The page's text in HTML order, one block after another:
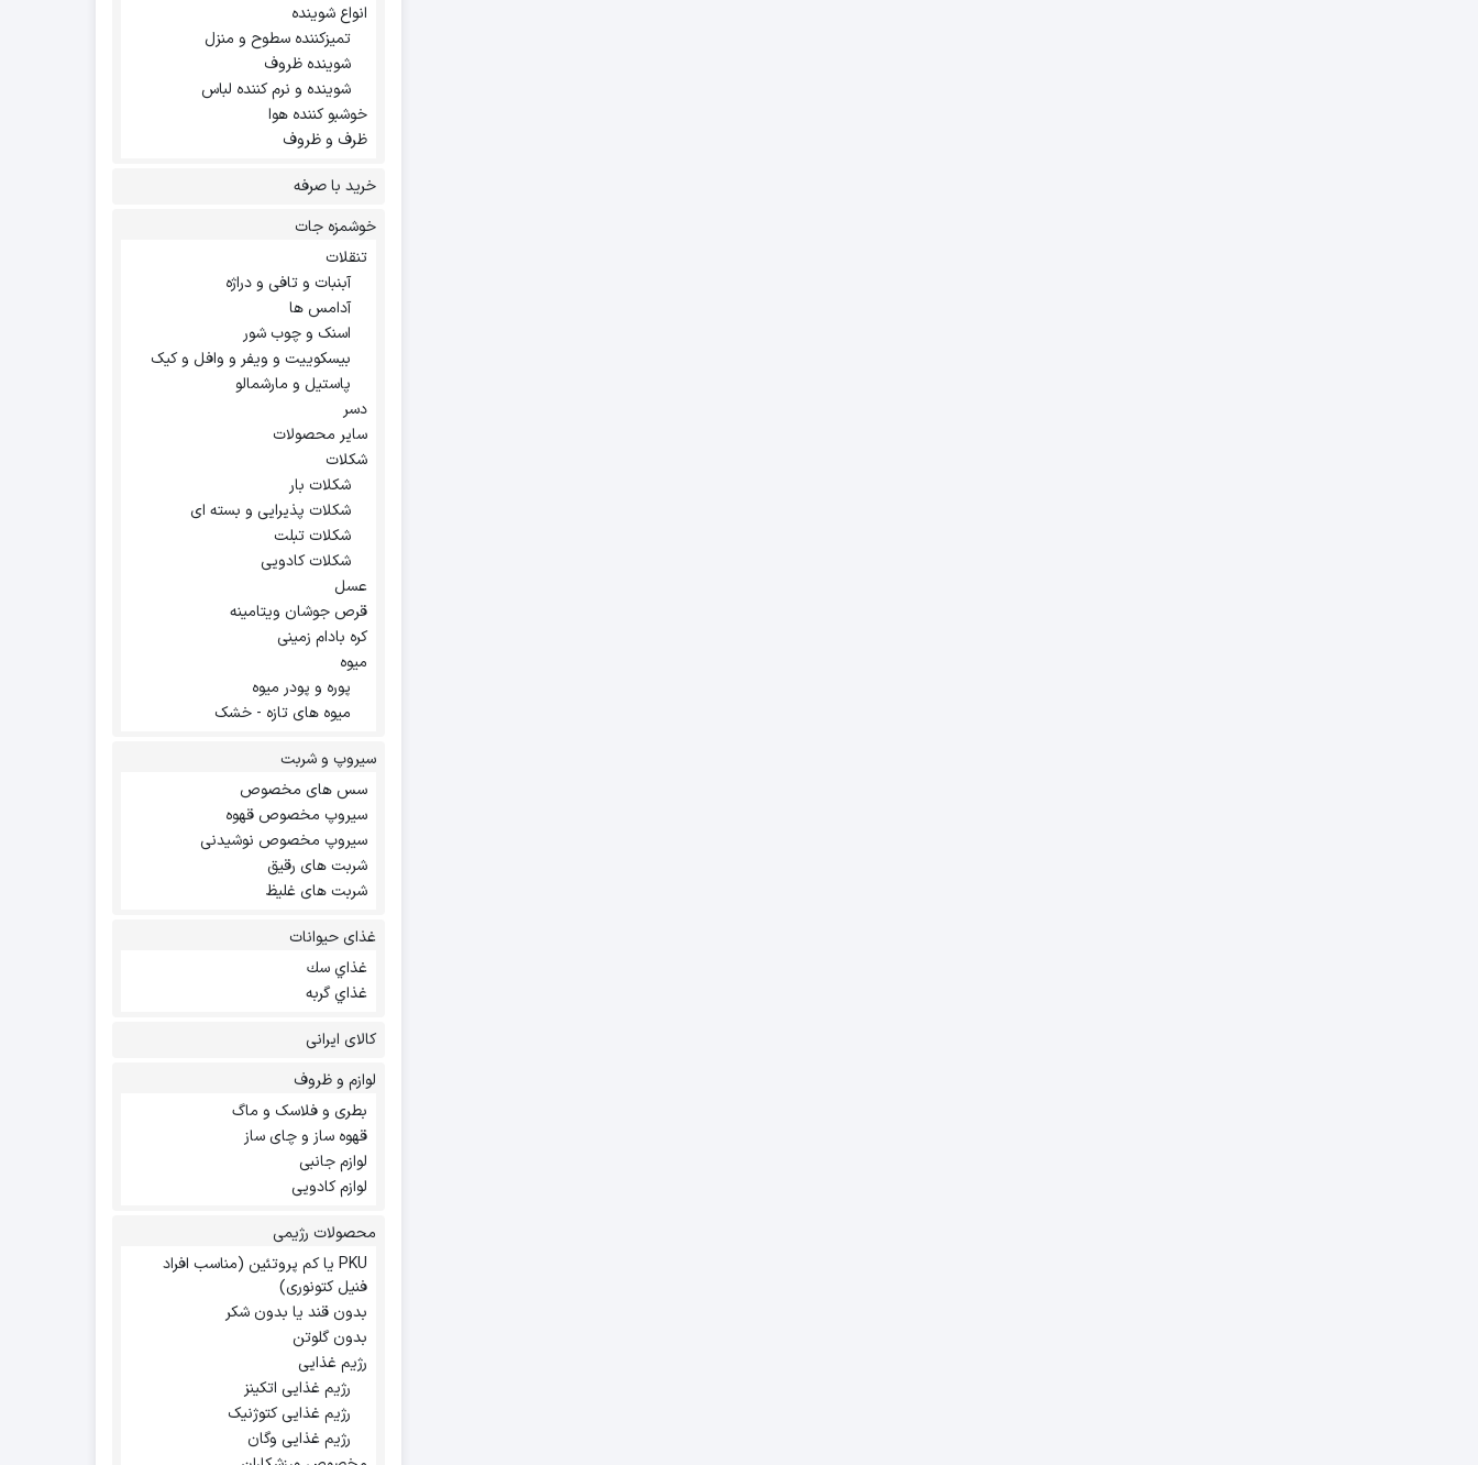
انواع شوینده
تمیزکننده سطوح و منزل
شوینده ظروف
شوینده و نرم کننده لباس
خوشبو کننده هوا
ظرف و ظروف
خرید با صرفه
خوشمزه جات
تنقلات
آبنبات و تافی و دراژه
آدامس ها
اسنک و چوب شور
بیسکوییت و ویفر و وافل و کیک
پاستیل و مارشمالو
دسر
سایر محصولات
شکلات
شکلات بار
شکلات پذیرایی و بسته ای
شکلات تبلت
شکلات کادویی
عسل
قرص جوشان ویتامینه
کره بادام زمینی
میوه
پوره و پودر میوه
میوه های تازه - خشک
سیروپ و شربت
سس های مخصوص
سیروپ مخصوص قهوه
سیروپ مخصوص نوشیدنی
شربت های رقیق
شربت های غلیظ
غذای حیوانات
غذاي سك
غذاي گربه
کالای ایرانی
لوازم و ظروف
بطری و فلاسک و ماگ
قهوه ساز و چای ساز
لوازم جانبی
لوازم کادویی
محصولات رژیمی
PKU یا کم پروتئین (مناسب افراد
فنیل کتونوری)
بدون قند یا بدون شکر
بدون گلوتن
رژیم غذایی
رژیم غذایی اتکینز
رژیم غذایی کتوژنیک
رژیم غذایی وگان